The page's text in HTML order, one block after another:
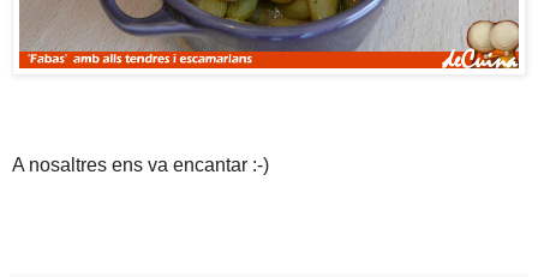
A nosaltres ens va encantar :-)